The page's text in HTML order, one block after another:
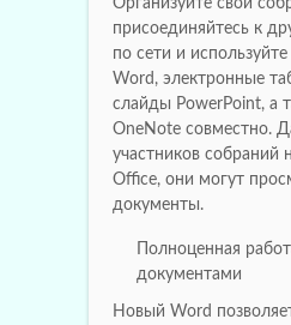
присоединяйтесь к
по сети и
Word, электронные
слайды PowerPoint, а
OneNote совместно.
участников собраний
Office, они могут
документы.
Полноценная
документами
Новый Word